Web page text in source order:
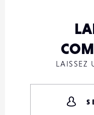
LAISSEZ